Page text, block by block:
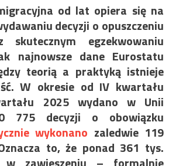
od lat opiera się na
decyzji o opuszczeniu
egzekwowaniu
najnowsze dane Eurostatu
teorią a praktyką istnieje
W okresie od IV kwartału
2025 wydano w Unii
775 decyzji o obowiązku
wykonano zaledwie 119
to, że ponad 361 tys.